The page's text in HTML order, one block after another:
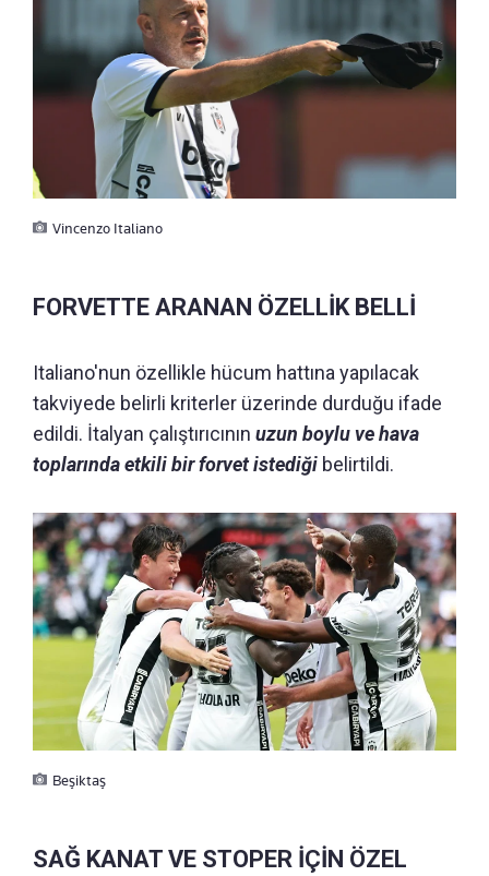
Vincenzo Italiano
FORVETTE ARANAN ÖZELLİK BELLİ
Italiano'nun özellikle hücum hattına yapılacak
takviyede belirli kriterler üzerinde durduğu ifade
edildi. İtalyan çalıştırıcının uzun boylu ve hava
toplarında etkili bir forvet istediği belirtildi.
Beşiktaş
SAĞ KANAT VE STOPER İÇİN ÖZEL